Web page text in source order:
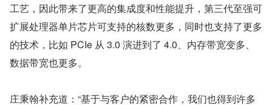
工艺，因此带来了更高的集成度和性能提升，第三代至强可
扩展处理器单片芯片可支持的核数更多，同时也支持了更多
的技术，比如 PCIe 从 3.0 演进到了 4.0、内存带宽变多、
数据带宽也更多。
庄秉翰补充道：“基于与客户的紧密合作，我们也得到许多